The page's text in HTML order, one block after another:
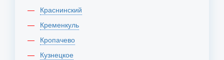
Краснинский
Кременкуль
Кропачево
Кузнецкое